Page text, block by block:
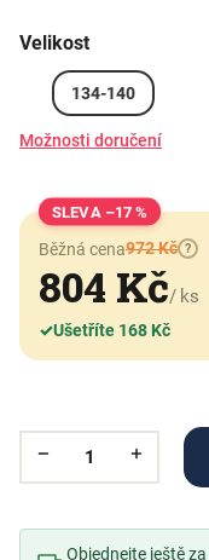
Velikost
134-140
Možnosti doručení
–17 %
Běžná cena972 Kč ?
804 Kč/ ks
✓Ušetříte 168 Kč
Objednejte ještě za